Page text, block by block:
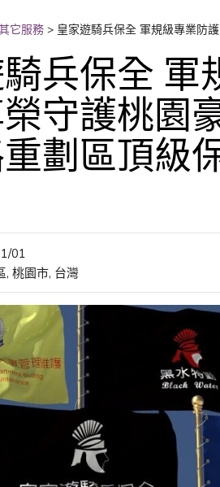
它服務 > 皇家遊騎兵保全 軍規級專業防
兵保全 軍
守護桃園
劃區頂級
01
, 桃園市, 台灣